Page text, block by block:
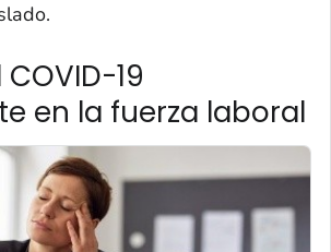
19
en la fuerza laboral